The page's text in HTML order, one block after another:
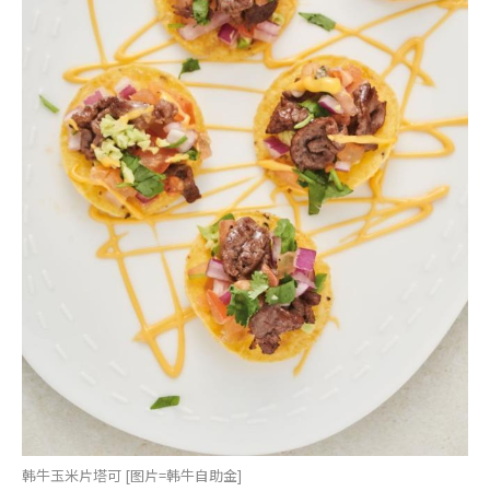
韩牛玉米片塔可 [图片=韩牛自助金]